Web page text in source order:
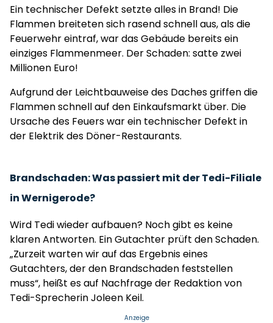
Ein technischer Defekt setzte alles in Brand! Die
Flammen breiteten sich rasend schnell aus, als die
Feuerwehr eintraf, war das Gebäude bereits ein
einziges Flammenmeer. Der Schaden: satte zwei
Millionen Euro!
Aufgrund der Leichtbauweise des Daches griffen die
Flammen schnell auf den Einkaufsmarkt über. Die
Ursache des Feuers war ein technischer Defekt in
der Elektrik des Döner-Restaurants.
Brandschaden: Was passiert mit der Tedi-Filiale
in Wernigerode?
Wird Tedi wieder aufbauen? Noch gibt es keine
klaren Antworten. Ein Gutachter prüft den Schaden.
„Zurzeit warten wir auf das Ergebnis eines
Gutachters, der den Brandschaden feststellen
muss“, heißt es auf Nachfrage der Redaktion von
Tedi-Sprecherin Joleen Keil.
Anzeige